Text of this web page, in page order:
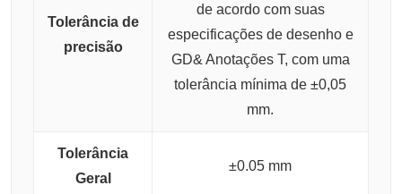
Tolerância de
precisão
de acordo com suas
especificações de desenho e
GD& Anotações T, com uma
tolerância mínima de ±0,05
mm.
Tolerância
Geral
±0.05 mm